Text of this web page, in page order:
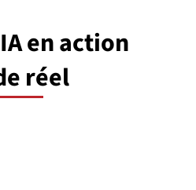
en action
réel